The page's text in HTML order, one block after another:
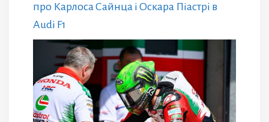
про Карлоса Сайнца і Оскара Піастрі в
Audi F1